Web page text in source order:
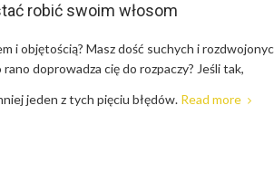
robić swoim włosom
i objętością? Masz dość suchych i
doprowadza cię do rozpaczy? Jeśli tak,
jeden z tych pięciu błędów. Read more